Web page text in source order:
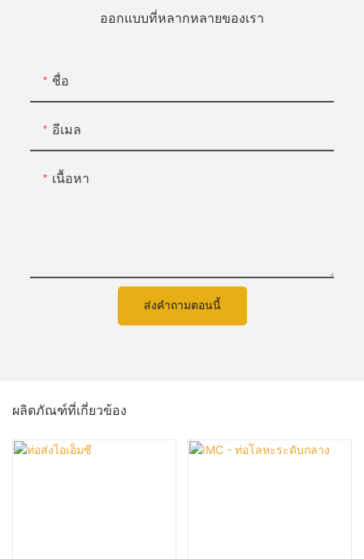
ออกแบบที่หลากหลายของเรา
ชื่อ
อีเมล
เนื้อหา
ส่งคำถามตอนนี้
ผลิตภัณฑ์ที่เกี่ยวข้อง